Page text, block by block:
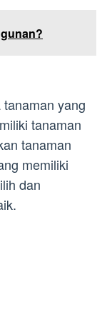
yang
tanaman
tanaman
memiliki
dan